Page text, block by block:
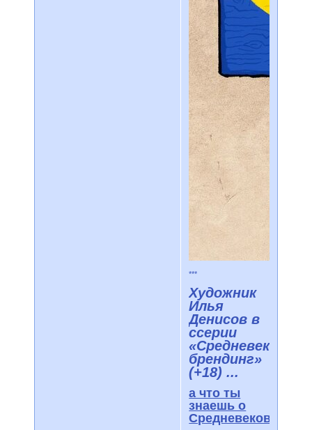
***
Художник
Илья
Денисов в
ссерии
«Средневековый
брендинг»
(+18) ...
а что ты
знаешь о
Средневековье?